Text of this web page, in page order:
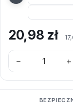
20,98 zł
– +